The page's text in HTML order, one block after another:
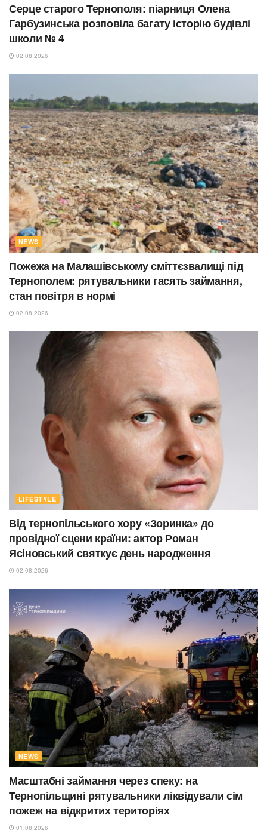
Серце старого Тернополя: піарниця Олена
Гарбузинська розповіла багату історію будівлі
школи № 4
02.08.2026
NEWS
Пожежа на Малашівському сміттєзвалищі під
Тернополем: рятувальники гасять займання,
стан повітря в нормі
02.08.2026
LIFESTYLE
Від тернопільського хору «Зоринка» до
провідної сцени країни: актор Роман
Ясіновський святкує день народження
02.08.2026
NEWS
Масштабні займання через спеку: на
Тернопільщині рятувальники ліквідували сім
пожеж на відкритих територіях
01.08.2026